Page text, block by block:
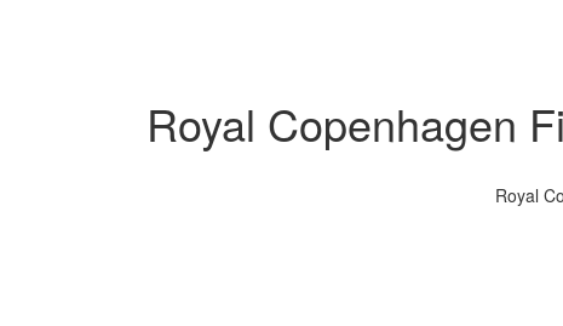
Royal Copenhagen
Royal